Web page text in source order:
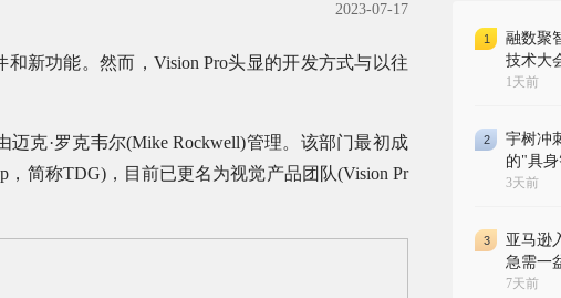
2023-07-17
新功能。然而，Vision Pro头显的开发方式与以往
克·罗克韦尔(Mike Rockwell)管理。该部门最初成
，简称TDG)，目前已更名为视觉产品团队(Vision Pr
1
融数聚
技术大
1天前
2
宇树冲
的"具
3天前
3
亚马逊
急需一
7天前